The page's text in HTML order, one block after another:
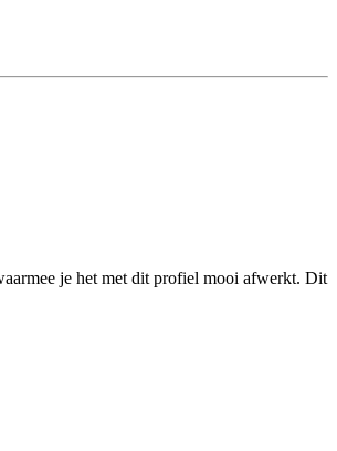
je het met dit profiel mooi afwerkt. Dit